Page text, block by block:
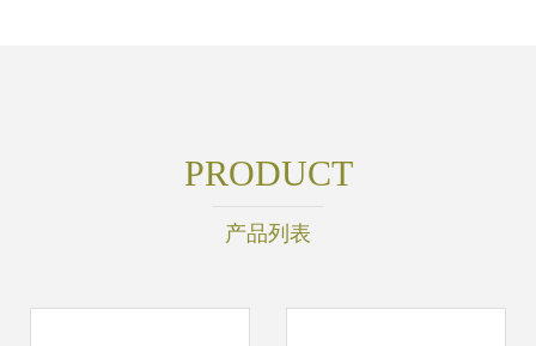
PRODUCT
产品列表